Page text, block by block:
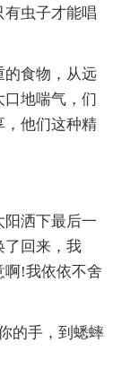
有虫子才能唱
的食物，从远
口地喘气，们
，他们这种精
阳洒下最后一
了回来，我
啊!我依依不舍
的手，到蟋蟀